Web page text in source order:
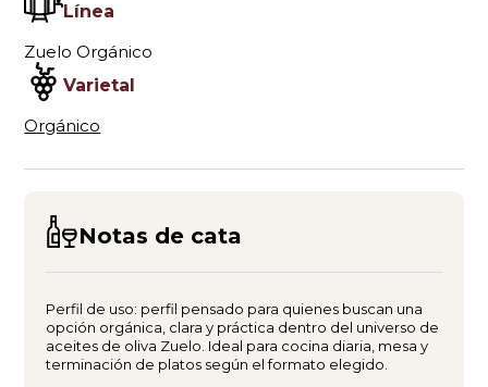
Línea
Zuelo Orgánico
Varietal
Orgánico
Notas de cata
Perfil de uso: perfil pensado para quienes buscan una
opción orgánica, clara y práctica dentro del universo de
aceites de oliva Zuelo. Ideal para cocina diaria, mesa y
terminación de platos según el formato elegido.